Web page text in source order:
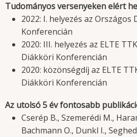
Tudományos versenyeken elért
2022: I. helyezés az
Konferencián
2020: III. helyezés az ELTE
Diákköri Konferencián
2020: közönségdíj az ELTE
Diákköri Konferencián
Az utolsó 5 év fontosabb
Cserép B., Szemerédi M.,
Bachmann O., Dunkl I.,